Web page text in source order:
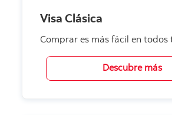
Visa Clásica
Comprar es más fácil en todos
Descubre más